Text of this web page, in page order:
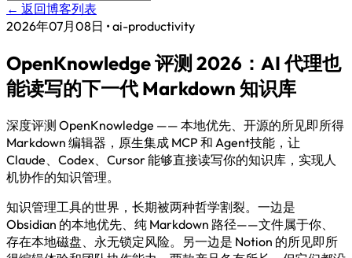
← 返回博客列表
2026年07月08日 •ai-productivity
OpenKnowledge 评测 2026：AI 代理也
能读写的下一代 Markdown 知识库
深度评测 OpenKnowledge —— 本地优先、开源的所见即所得
Markdown 编辑器，原生集成 MCP 和 Agent技能，让
Claude、Codex、Cursor 能够直接读写你的知识库，实现人
机协作的知识管理。
知识管理工具的世界，长期被两种哲学割裂。一边是
Obsidian 的本地优先、纯 Markdown 路径——文件属于你、
存在本地磁盘、永无锁定风险。另一边是 Notion 的所见即所